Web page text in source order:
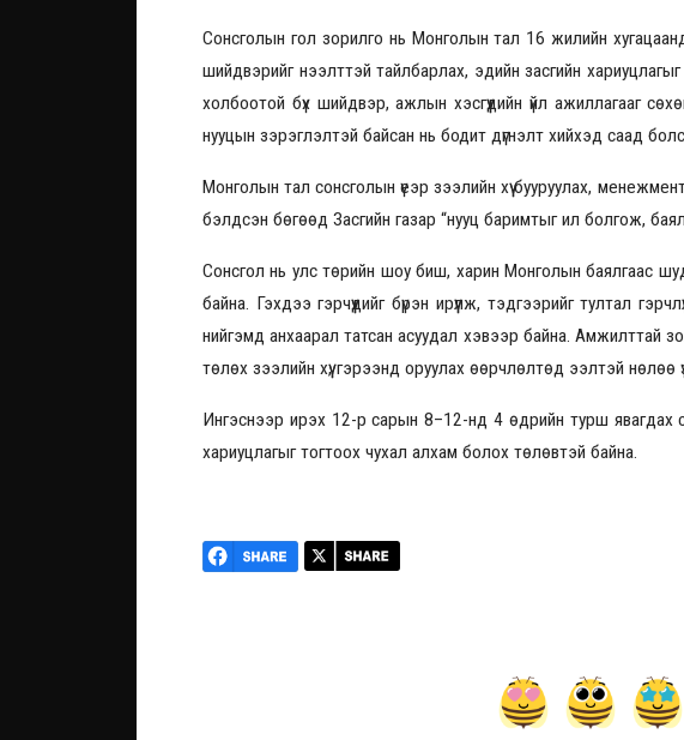
Сонсголын гол зорилго нь Монголын тал 16 жилийн
шийдвэрийг нээлттэй тайлбарлах, эдийн засгийн
холбоотой бүх шийдвэр, ажлын хэсгүүдийн үйл ажиллагааг
нууцын зэрэглэлтэй байсан нь бодит дүгнэлт хийхэд саад
Монголын тал сонсголын үеэр зээлийн хүү бууруулах,
бэлдсэн бөгөөд Засгийн газар “нууц баримтыг ил болгож,
Сонсгол нь улс төрийн шоу биш, харин Монголын баялгаас
байна. Гэхдээ гэрчүүдийг бүрэн ирүүлж, тэдгээрийг тултал
нийгэмд анхаарал татсан асуудал хэвээр байна. Амжилттай
төлөх зээлийн хүү, гэрээнд оруулах өөрчлөлтөд ээлтэй
Ингэснээр ирэх 12-р сарын 8–12-нд 4 өдрийн турш явагдах
хариуцлагыг тогтоох чухал алхам болох төлөвтэй байна.